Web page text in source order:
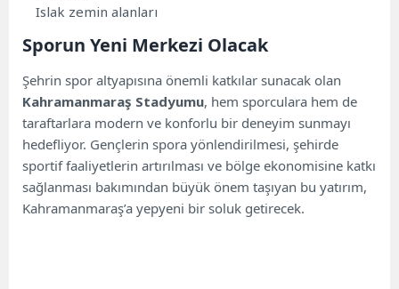
Islak zemin alanları
Sporun Yeni Merkezi Olacak
Şehrin spor altyapısına önemli katkılar sunacak olan
Kahramanmaraş Stadyumu, hem sporculara hem de
taraftarlara modern ve konforlu bir deneyim sunmayı
hedefliyor. Gençlerin spora yönlendirilmesi, şehirde
sportif faaliyetlerin artırılması ve bölge ekonomisine katkı
sağlanması bakımından büyük önem taşıyan bu yatırım,
Kahramanmaraş’a yepyeni bir soluk getirecek.